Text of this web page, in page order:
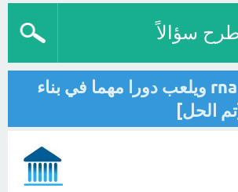
سؤالاً
نوع من انواع rna ويلعب دورا مهما في بناء
الحل]